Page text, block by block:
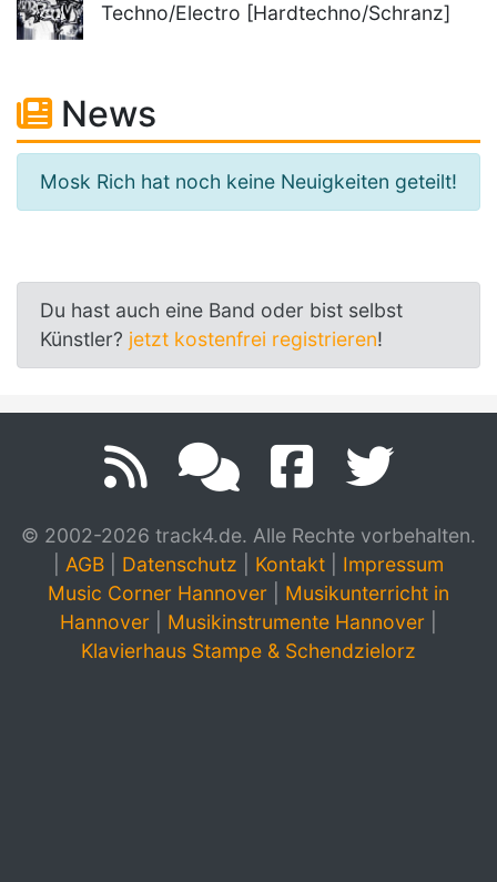
Techno/Electro [Hardtechno/Schranz]
News
Mosk Rich hat noch keine Neuigkeiten geteilt!
Du hast auch eine Band oder bist selbst
Künstler? jetzt kostenfrei registrieren!
© 2002-2026 track4.de. Alle Rechte vorbehalten.
AGB Datenschutz Kontakt
Impressum
Music Corner Hannover
Musikunterricht in
Hannover
Musikinstrumente Hannover
Klavierhaus Stampe & Schendzielorz